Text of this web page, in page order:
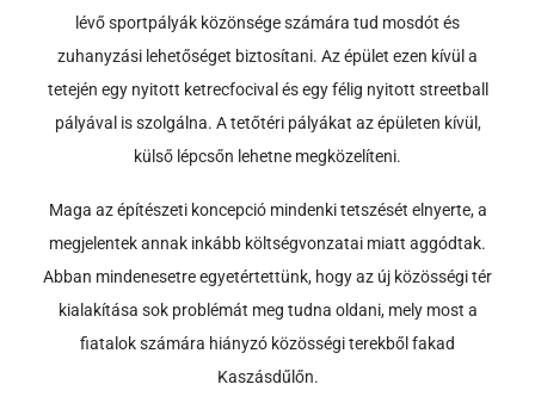
lévő sportpályák közönsége számára tud mosdót és
zuhanyzási lehetőséget biztosítani. Az épület ezen kívül a
tetején egy nyitott ketrecfocival és egy félig nyitott streetball
pályával is szolgálna. A tetőtéri pályákat az épületen kívül,
külső lépcsőn lehetne megközelíteni.
Maga az építészeti koncepció mindenki tetszését elnyerte, a
megjelentek annak inkább költségvonzatai miatt aggódtak.
Abban mindenesetre egyetértettünk, hogy az új közösségi tér
kialakítása sok problémát meg tudna oldani, mely most a
fiatalok számára hiányzó közösségi terekből fakad
Kaszásdűlőn.